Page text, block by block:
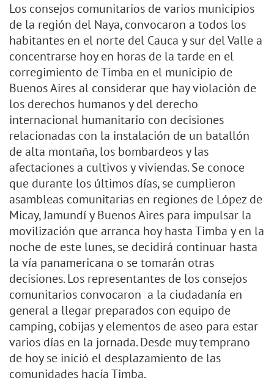
Los consejos comunitarios de varios municipios
de la región del Naya, convocaron a todos los
habitantes en el norte del Cauca y sur del Valle a
concentrarse hoy en horas de la tarde en el
corregimiento de Timba en el municipio de
Buenos Aires al considerar que hay violación de
los derechos humanos y del derecho
internacional humanitario con decisiones
relacionadas con la instalación de un batallón
de alta montaña, los bombardeos y las
afectaciones a cultivos y viviendas. Se conoce
que durante los últimos días, se cumplieron
asambleas comunitarias en regiones de López de
Micay, Jamundí y Buenos Aires para impulsar la
movilización que arranca hoy hasta Timba y en la
noche de este lunes, se decidirá continuar hasta
la vía panamericana o se tomarán otras
decisiones. Los representantes de los consejos
comunitarios convocaron a la ciudadanía en
general a llegar preparados con equipo de
camping, cobijas y elementos de aseo para estar
varios días en la jornada. Desde muy temprano
de hoy se inició el desplazamiento de las
comunidades hacía Timba.